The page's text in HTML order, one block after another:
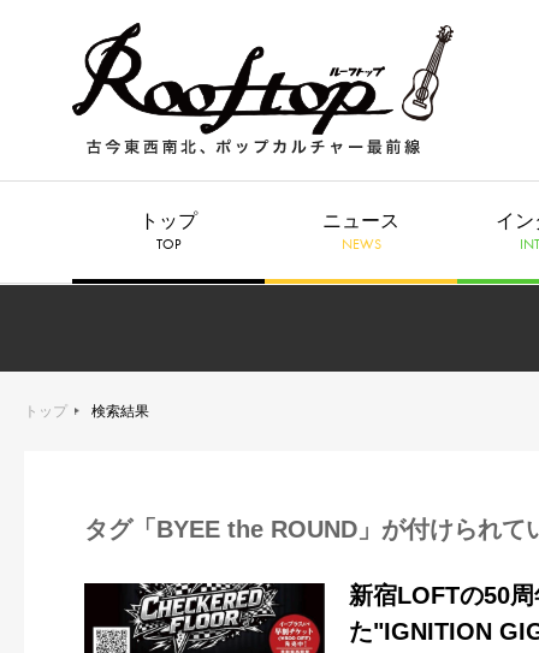
トップ
TOP
ニュース
NEWS
イン
トップ 検索結果
タグ「BYEE the ROUND」が付けられて
新宿LOFTの50
た"IGNITION